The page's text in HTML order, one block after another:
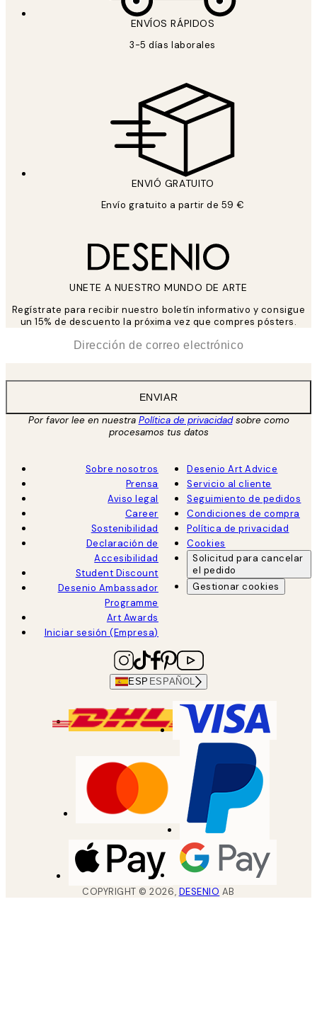
ENVÍOS RÁPIDOS
3-5 días laborales
ENVIÓ GRATUITO
Envío gratuito a partir de 59 €
UNETE A NUESTRO MUNDO DE ARTE
Regístrate para recibir nuestro boletín informativo y consigue
un 15% de descuento la próxima vez que compres pósters.
ENVIAR
Por favor lee en nuestra Política de privacidadsobre como
procesamos tus datos
Sobre nosotros
Prensa
Aviso legal
Career
Sostenibilidad
Declaración de
Accesibilidad
Student Discount
Desenio Ambassador
Programme
Art Awards
Iniciar sesión (Empresa)
Desenio Art Advice
Servicio al cliente
Seguimiento de pedidos
Condiciones de compra
Política de privacidad
Cookies
Solicitud para cancelar
el pedido
Gestionar cookies
ESP ESPAÑOL
COPYRIGHT ©2026, DESENIO AB